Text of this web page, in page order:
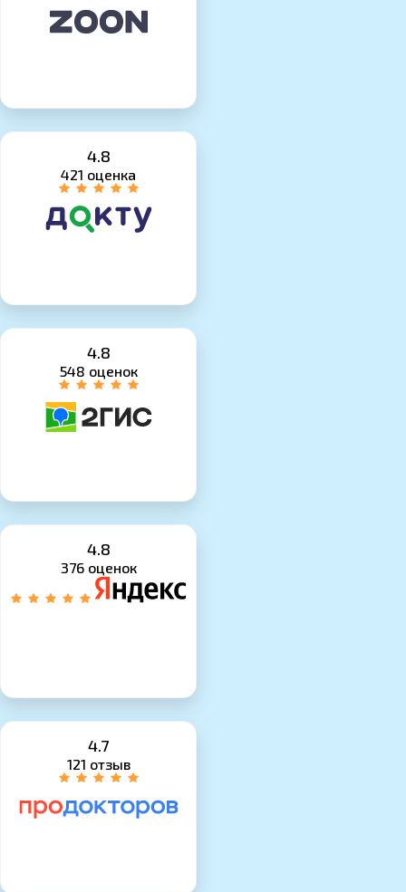
4.8
421 оценка
4.8
548 оценок
4.8
376 оценок
4.7
121 отзыв